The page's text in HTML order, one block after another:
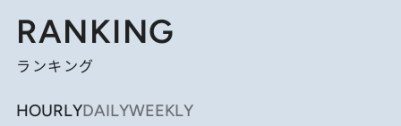
RANKING
ランキング
HOURLYDAILYWEEKLY